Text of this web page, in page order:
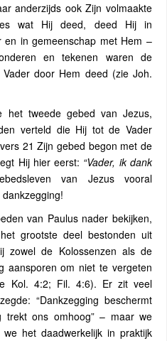
anderzijds ook Zijn volmaakte
wat Hij deed, deed Hij in
en in gemeenschap met Hem –
en tekenen waren de
door Hem deed (zie Joh.
het tweede gebed van Jezus,
verteld die Hij tot de Vader
21 Zijn gebed begon met de
Hij hier eerst: “Vader, ik dank
van Jezus vooral
van Paulus nader bekijken,
grootste deel bestonden uit
zowel de Kolossenzen als de
aansporen om niet te vergeten
Kol. 4:2; Fil. 4:6). Er zit veel
“Dankzegging beschermt
trekt ons omhoog” – maar we
het daadwerkelijk in praktijk